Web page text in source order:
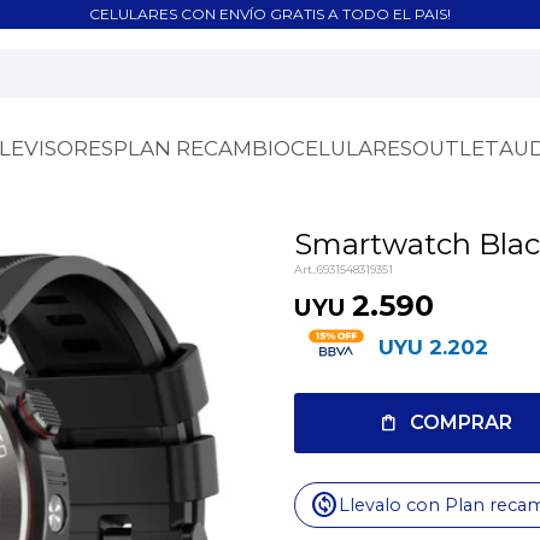
CELULARES CON ENVÍO GRATIS A TODO EL PAIS!
PLAN RECAMBIOCELULARESOUTLET
Smartwatch
6931548319351
UYU 2.590
UYU 2.202
COMPRAR
change_circleLlevalo con Plan